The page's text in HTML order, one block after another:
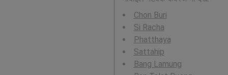
Chon Buri
Si Racha
Phatthaya
Sattahip
Bang Lamung